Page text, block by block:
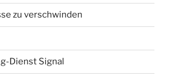
zu verschwinden
Dienst Signal